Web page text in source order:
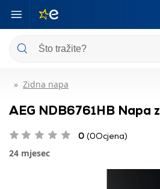
Zidna napa
AEG NDB6761HB Napa
0 (0Ocjena)
24 mjesec